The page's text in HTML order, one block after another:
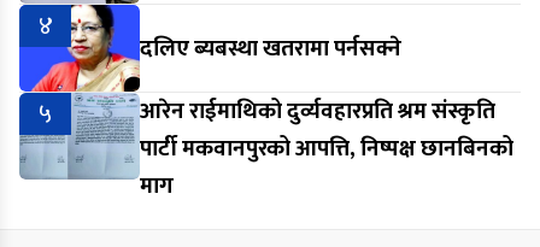
४
दलिए ब्यबस्था खतरामा पर्नसक्ने
५
आरेन राईमाथिको दुर्व्यवहारप्रति श्रम संस्कृति
पार्टी मकवानपुरको आपत्ति, निष्पक्ष छानबिनको
माग